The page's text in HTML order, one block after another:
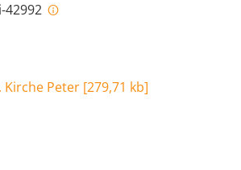
42992
Kirche Peter [279,71 kb]